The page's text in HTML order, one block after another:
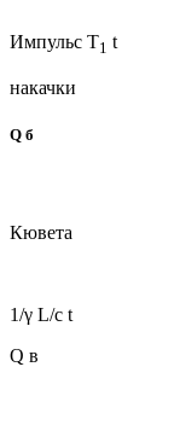
Импульс T1 t
накачки
Q б
Кювета
1/γ L/c t
Q в